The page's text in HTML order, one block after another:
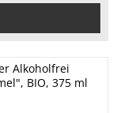
Alkoholfrei
BIO, 375 ml